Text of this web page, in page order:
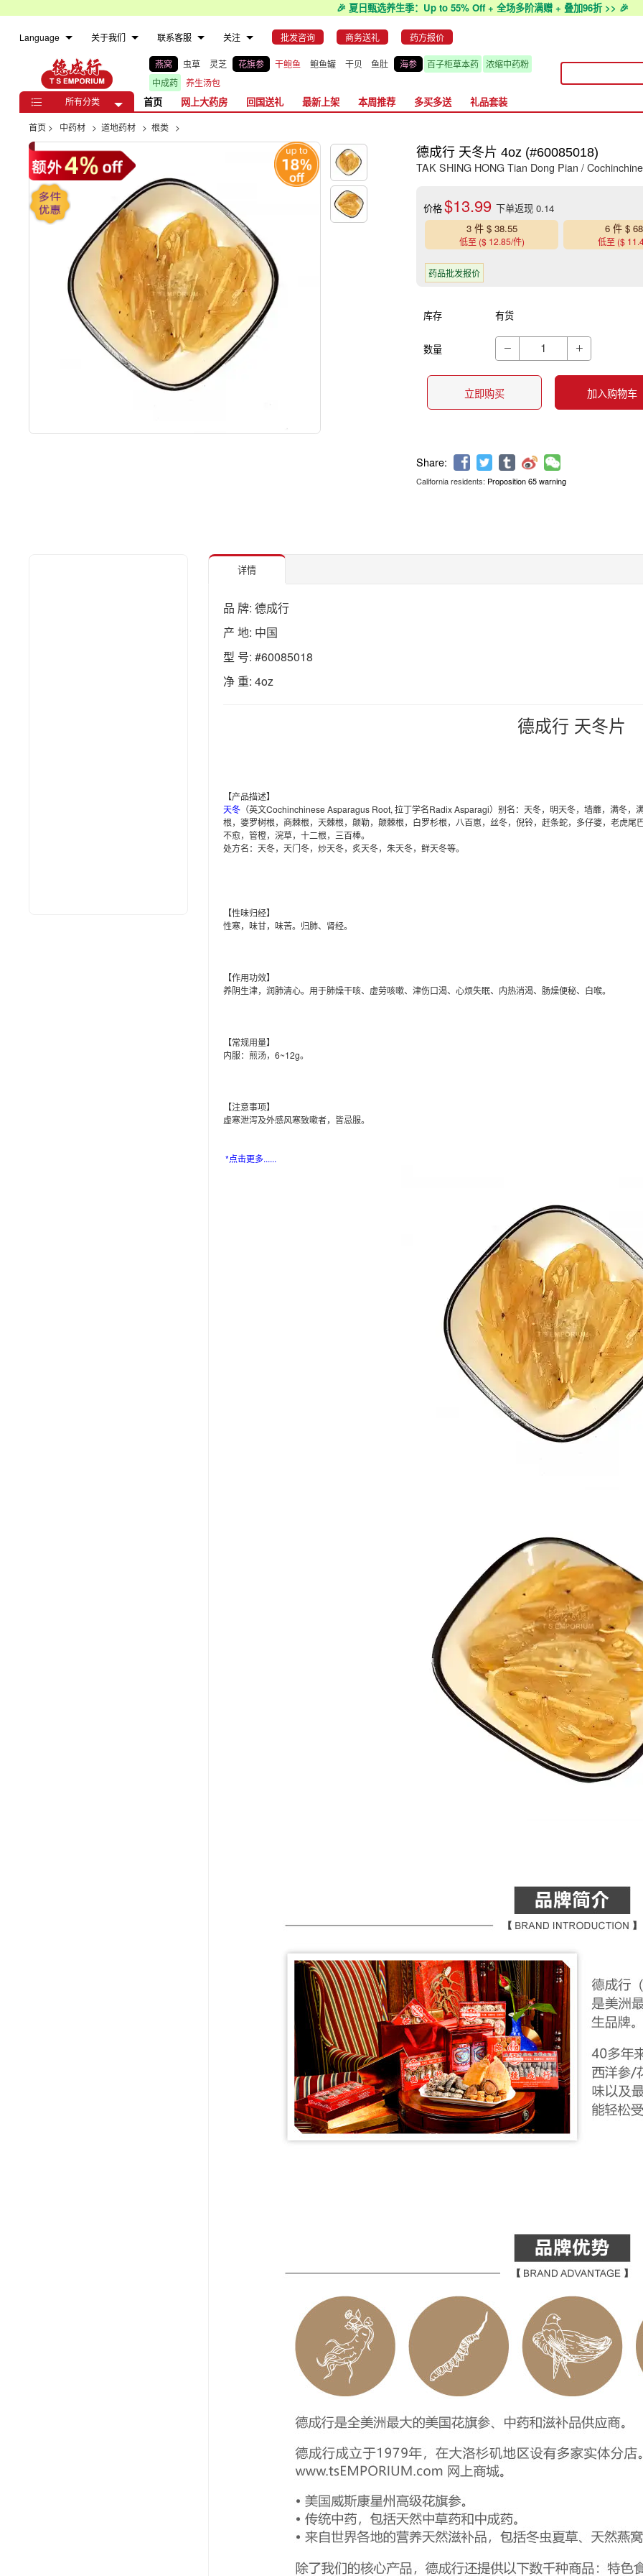
🎉 夏日甄选养生季：Up to 55% Off + 全场多阶满赠 + 叠加96折 >> 🎉
Language 关于我们 联系客服 关注 批发咨询 商务送礼 药方报价
燕窝 虫草 灵芝 花旗参 干鲍鱼 鲍鱼罐 干贝 鱼肚 海参 百子柜草本药
浓缩中药粉
中成药
养生汤包
 所有分类 首页 网上大药房 回国送礼 最新上架 本周推荐 多买多送 礼品套装
首页 > 中药材 > 道地药材 > 根类 >
德成行 天冬片 4oz (#60085018)
TAK SHING HONG Tian Dong Pian /
价格$13.99下单返现 0.14
3 件 $ 38.55
低至 ($ 12.85/件)
6 件 $
低至 ($
药品批发报价
库存 有货
数量  
立即购买 加入购物车
California residents: Proposition 65 warning
详情
品 牌: 德成行
产 地: 中国
型 号: #60085018
净 重: 4oz
德成行 天冬片
【产品描述】
天冬 （英文Cochinchinese Asparagus Root, 拉丁学名Radix Asparagi）别名：天冬，明天冬，墙蘼，满冬，
根，婆罗树根，商棘根，天棘根，颠勒，颠棘根，白罗杉根，八百崽，丝冬，倪铃，赶条蛇，多仔婆，老虎
不愈，管橙，浣草，十二根，三百棒。
处方名：天冬，天门冬，炒天冬，炙天冬，朱天冬，鲜天冬等。
【性味归经】
性寒，味甘，味苦。归肺、肾经。
【作用功效】
养阴生津，润肺清心。用于肺燥干咳、虚劳咳嗽、津伤口渴、心烦失眠、内热消渴、肠燥便秘、白喉。
【常规用量】
内服：煎汤，6~12g。
【注意事项】
虚寒泄泻及外感风寒致嗽者，皆忌服。
*点击更多......